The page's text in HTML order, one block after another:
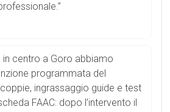
in centro a Goro abbiamo
programmata del
ingrassaggio guide e test
FAAC: dopo l’intervento il